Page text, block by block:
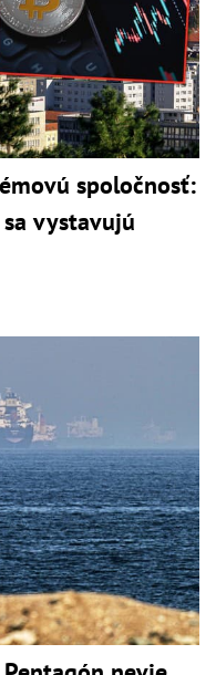
spoločnosť:
vystavujú